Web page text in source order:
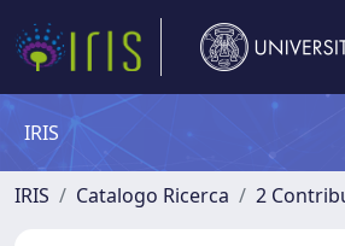
IRIS
IRIS Catalogo Ricerca 2